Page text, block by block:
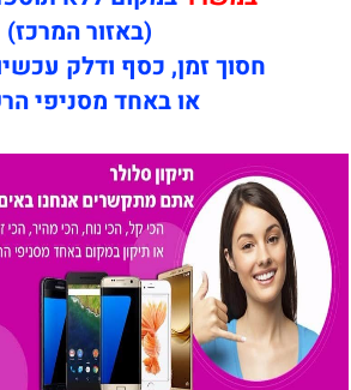
(באזור המרכז)
חסוך זמן, כסף ודלק
או באחד מסניפי